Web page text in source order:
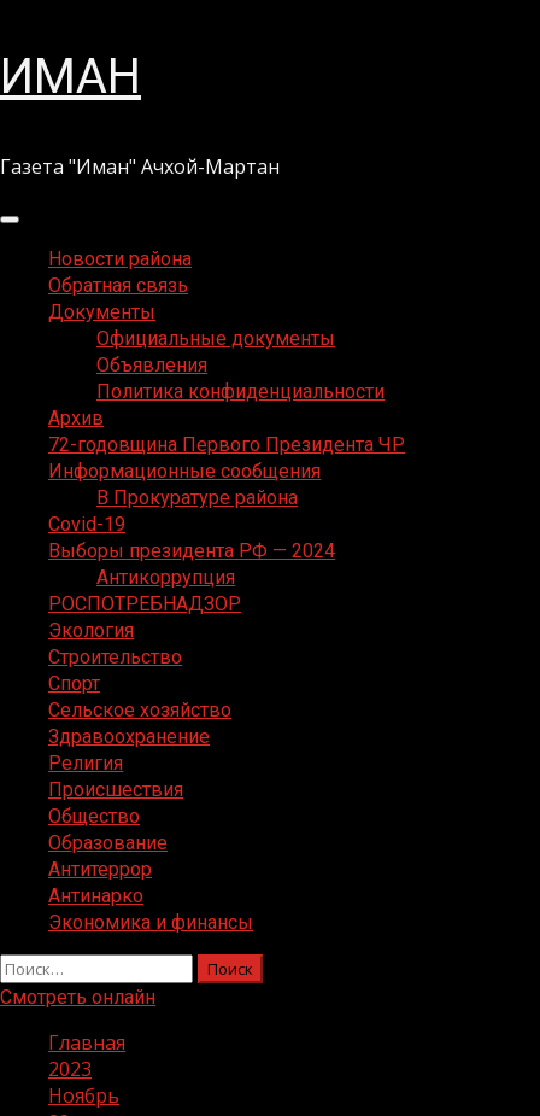
Перейти
кИМАН
Газета "Иман" Ачхой-Мартан
Основное
менюНовости района
Обратная связь
Документы
Официальные документы
Объявления
Политика конфиденциальности
Архив
72-годовщина Первого Президента ЧР
Информационные сообщения
В Прокуратуре района
Covid-19
Выборы президента РФ — 2024
Антикоррупция
РОСПОТРЕБНАДЗОР
Экология
Строительство
Спорт
Сельское хозяйство
Здравоохранение
Религия
Происшествия
Общество
Образование
Антитеррор
Антинарко
Экономика и финансы
Найти:
Смотреть онлайн
Главная
2023
Ноябрь